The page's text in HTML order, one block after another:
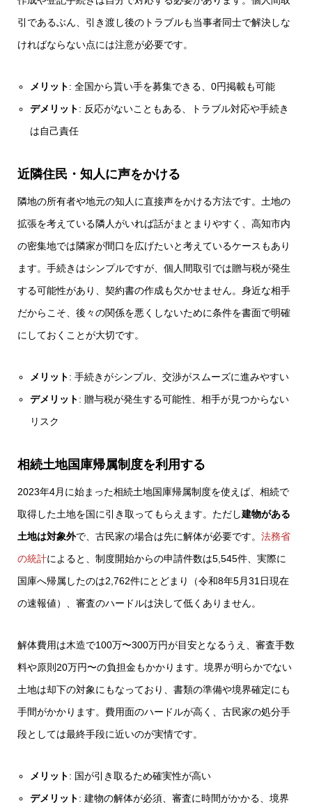
引であるぶん、引き渡し後のトラブルも当事者同士で解決しな
ければならない点には注意が必要です。
メリット: 全国から貰い手を募集できる、0円掲載も可能
デメリット: 反応がないこともある、トラブル対応や手続き
は自己責任
近隣住民・知人に声をかける
隣地の所有者や地元の知人に直接声をかける方法です。土地の
拡張を考えている隣人がいれば話がまとまりやすく、高知市内
の密集地では隣家が間口を広げたいと考えているケースもあり
ます。手続きはシンプルですが、個人間取引では贈与税が発生
する可能性があり、契約書の作成も欠かせません。身近な相手
だからこそ、後々の関係を悪くしないために条件を書面で明確
にしておくことが大切です。
メリット: 手続きがシンプル、交渉がスムーズに進みやすい
デメリット: 贈与税が発生する可能性、相手が見つからない
リスク
相続土地国庫帰属制度を利用する
2023年4月に始まった相続土地国庫帰属制度を使えば、相続で
取得した土地を国に引き取ってもらえます。ただし建物がある
土地は対象外で、古民家の場合は先に解体が必要です。 法務省
の統計によると、制度開始からの申請件数は5,545件、実際に
国庫へ帰属したのは2,762件にとどまり（令和8年5月31日現在
の速報値）、審査のハードルは決して低くありません。
解体費用は木造で100万〜300万円が目安となるうえ、審査手数
料や原則20万円〜の負担金もかかります。境界が明らかでない
土地は却下の対象にもなっており、書類の準備や境界確定にも
手間がかかります。費用面のハードルが高く、古民家の処分手
段としては最終手段に近いのが実情です。
メリット: 国が引き取るため確実性が高い
デメリット: 建物の解体が必須、審査に時間がかかる、境界